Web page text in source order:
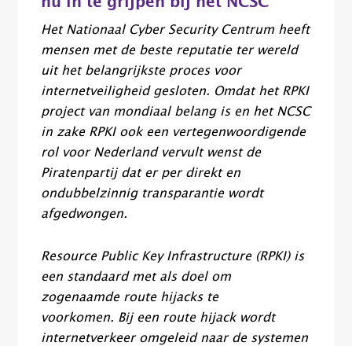
Het Nationaal Cyber Security Centrum heeft
mensen met de beste reputatie ter wereld
uit het belangrijkste proces voor
internetveiligheid gesloten. Omdat het RPKI
project van mondiaal belang is en het NCSC
in zake RPKI ook een vertegenwoordigende
rol voor Nederland vervult wenst de
Piratenpartij dat er per direkt en
ondubbelzinnig transparantie wordt
afgedwongen.
Resource Public Key Infrastructure (RPKI) is
een standaard met als doel om
zogenaamde route hijacks te
voorkomen. Bij een route hijack wordt
internetverkeer omgeleid naar de systemen